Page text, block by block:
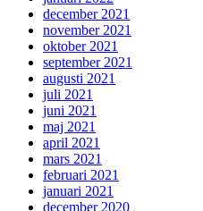
december 2021
november 2021
oktober 2021
september 2021
augusti 2021
juli 2021
juni 2021
maj 2021
april 2021
mars 2021
februari 2021
januari 2021
december 2020